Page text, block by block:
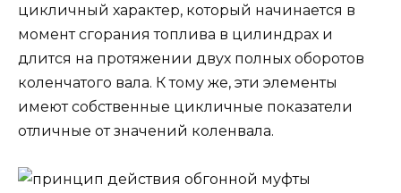
цикличный характер, который начинается в
момент сгорания топлива в цилиндрах и
длится на протяжении двух полных оборотов
коленчатого вала. К тому же, эти элементы
имеют собственные цикличные показатели
отличные от значений коленвала.